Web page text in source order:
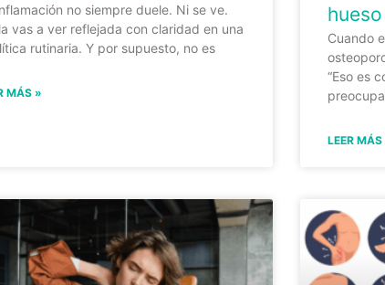
no siempre duele. Ni se ve.
vas a ver reflejada con claridad en una
rutinaria. Y por supuesto, no es
MÁS »
hueso
Cuando
“Eso es
LEER MÁS